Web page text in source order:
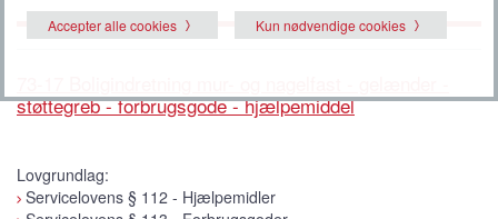
støttegreb - forbrugsgode - hjælpemiddel
Lovgrundlag:
Servicelovens § 112 - Hjælpemidler
Accepter alle cookies
Kun nødvendige cookies